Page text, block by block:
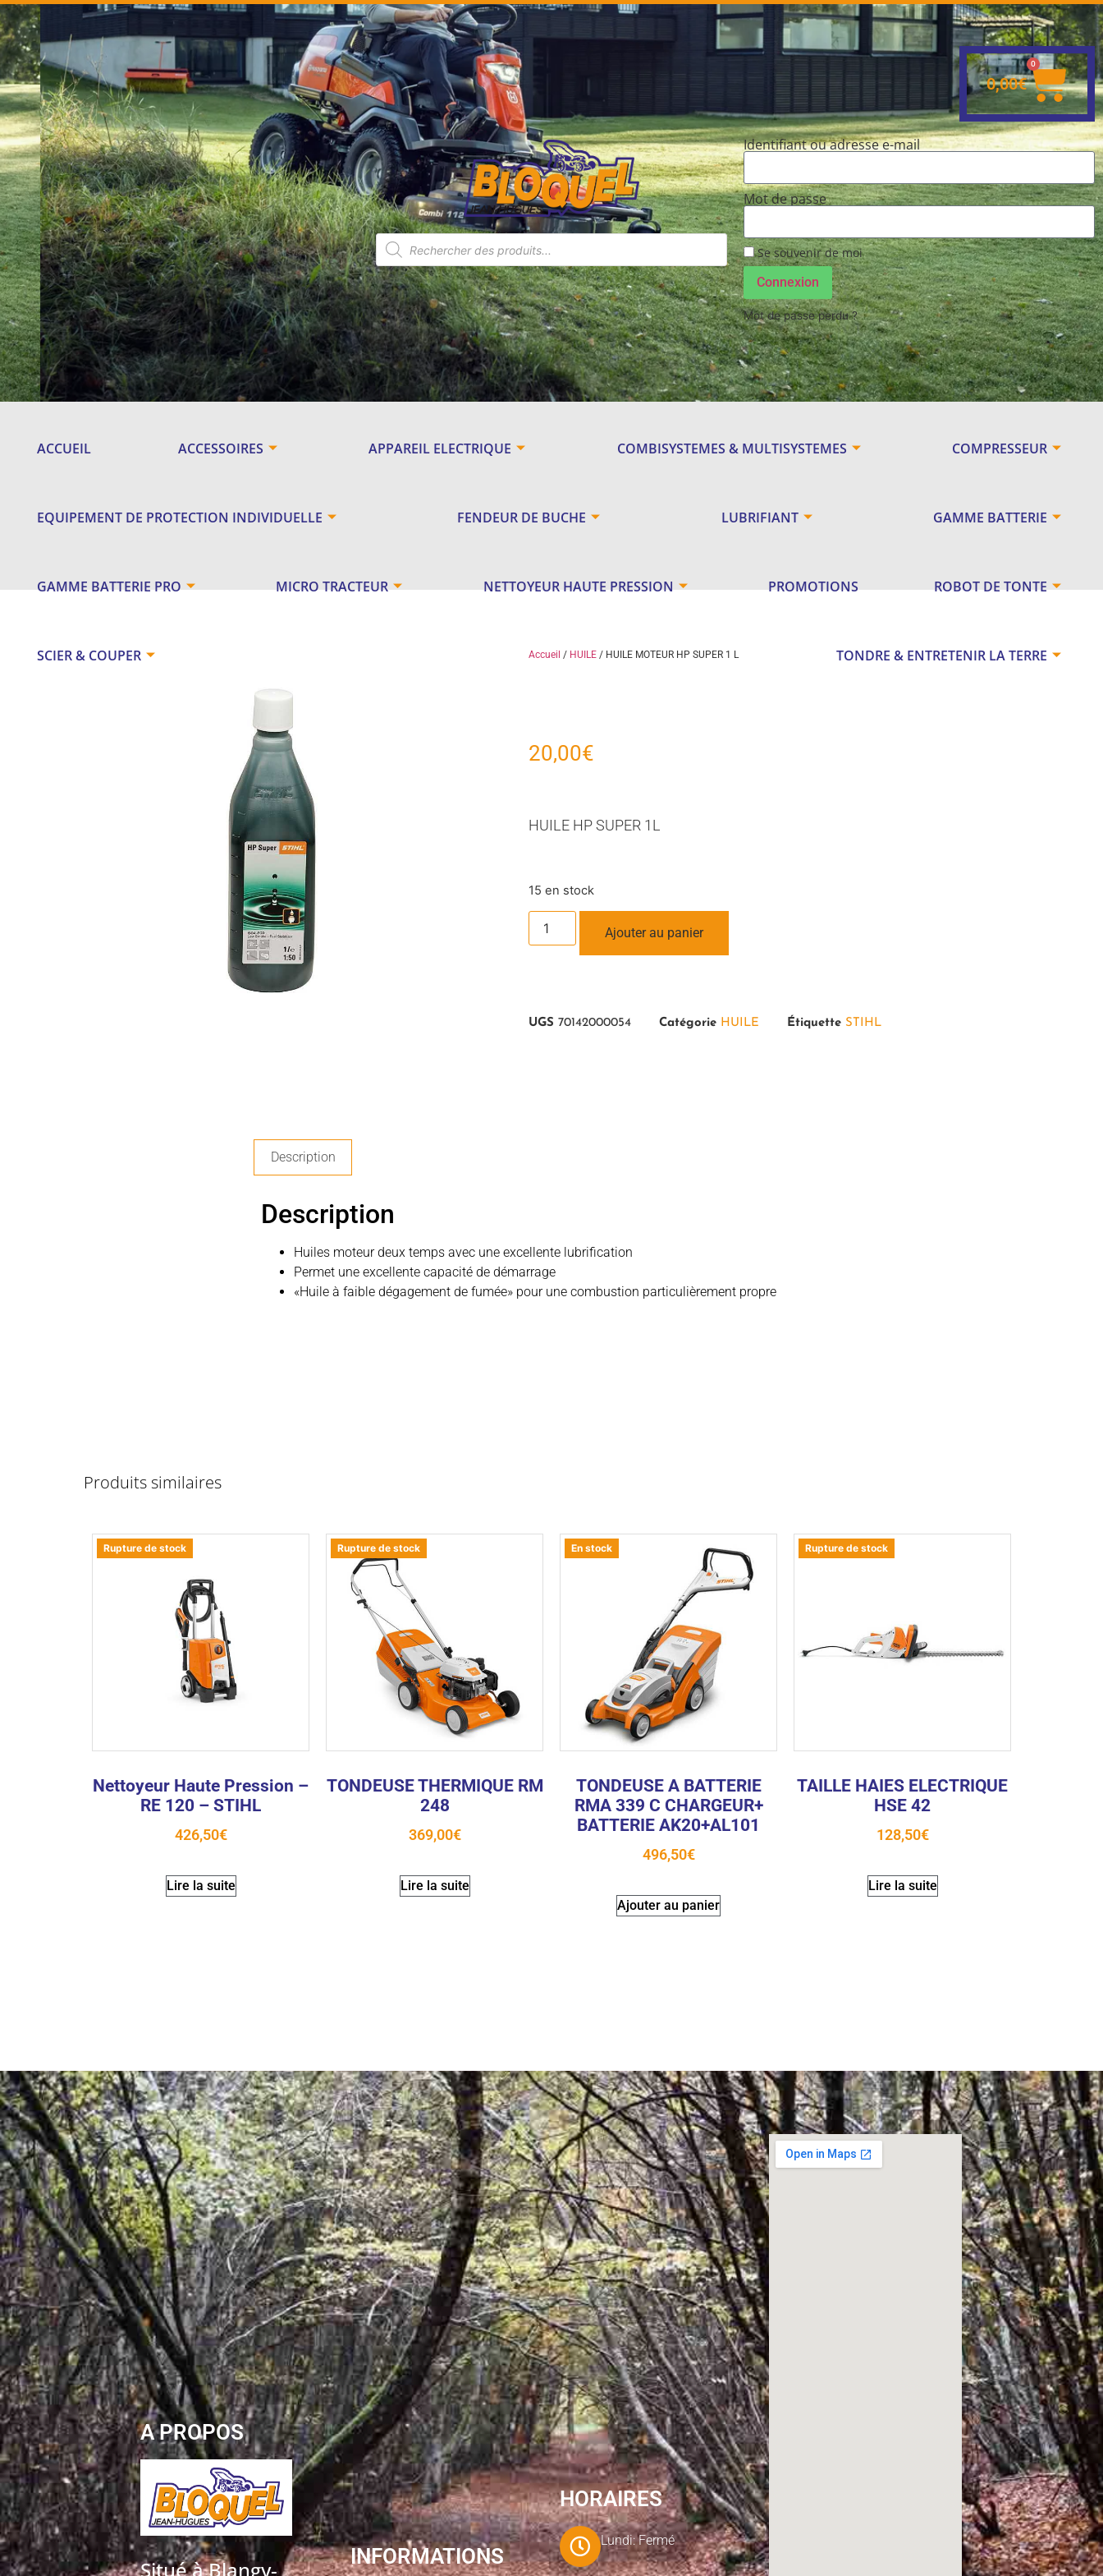
0,00€
0
Identifiant ou adresse e-mail
Mot de passe
Se souvenir de moi
Connexion
Mot de passe perdu ?
ACCUEIL ACCESSOIRES APPAREIL ELECTRIQUE COMBISYSTEMES & MULTISYSTEMES COMPRESSEUR
EQUIPEMENT DE PROTECTION INDIVIDUELLE FENDEUR DE BUCHE LUBRIFIANT GAMME BATTERIE
GAMME BATTERIE PRO MICRO TRACTEUR NETTOYEUR HAUTE PRESSION PROMOTIONS ROBOT DE TONTE
SCIER & COUPER TONDRE & ENTRETENIR LA TERRE
Accueil / HUILE / HUILE MOTEUR HP SUPER 1 L
20,00€
HUILE HP SUPER 1L
15 en stock
Ajouter au panier
UGS70142000054 Catégorie HUILE Étiquette STIHL
Description
Description
Huiles moteur deux temps avec une excellente lubrification
Permet une excellente capacité de démarrage
«Huile à faible dégagement de fumée» pour une combustion particulièrement propre
Produits similaires
Rupture de stock
Nettoyeur Haute Pression –
RE 120 – STIHL
426,50€
Lire la suite
Rupture de stock
TONDEUSE THERMIQUE RM
248
369,00€
Lire la suite
En stock
TONDEUSE A BATTERIE
RMA 339 C CHARGEUR+
BATTERIE AK20+AL101
496,50€
Ajouter au panier
Rupture de stock
TAILLE HAIES ELECTRIQUE
HSE 42
128,50€
Lire la suite
A PROPOS
Situé à Blangy-
INFORMATIONS
HORAIRES
Lundi: Fermé